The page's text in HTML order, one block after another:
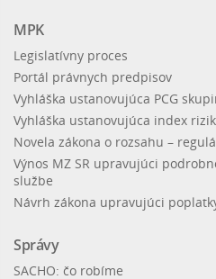
MPK
Legislatívny proces
Portál právnych predpisov
Vyhláška ustanovujúca PCG
Vyhláška ustanovujúca index
Novela zákona o rozsahu –
Výnos MZ SR upravujúci
službe
Návrh zákona upravujúci
Správy
SACHO: čo robíme